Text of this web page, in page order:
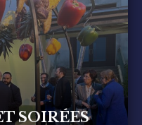
SOIRÉES